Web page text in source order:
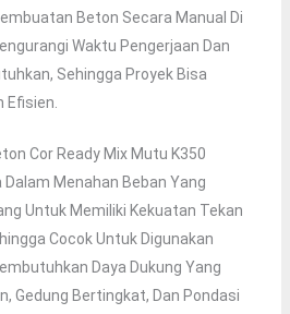
Beton Secara Manual Di
Waktu Pengerjaan Dan
Sehingga Proyek Bisa
Efisien.
Cor Ready Mix Mutu K350
Menahan Beban Yang
Untuk Memiliki Kekuatan Tekan
Cocok Untuk Digunakan
Daya Dukung Yang
Gedung Bertingkat, Dan Pondasi